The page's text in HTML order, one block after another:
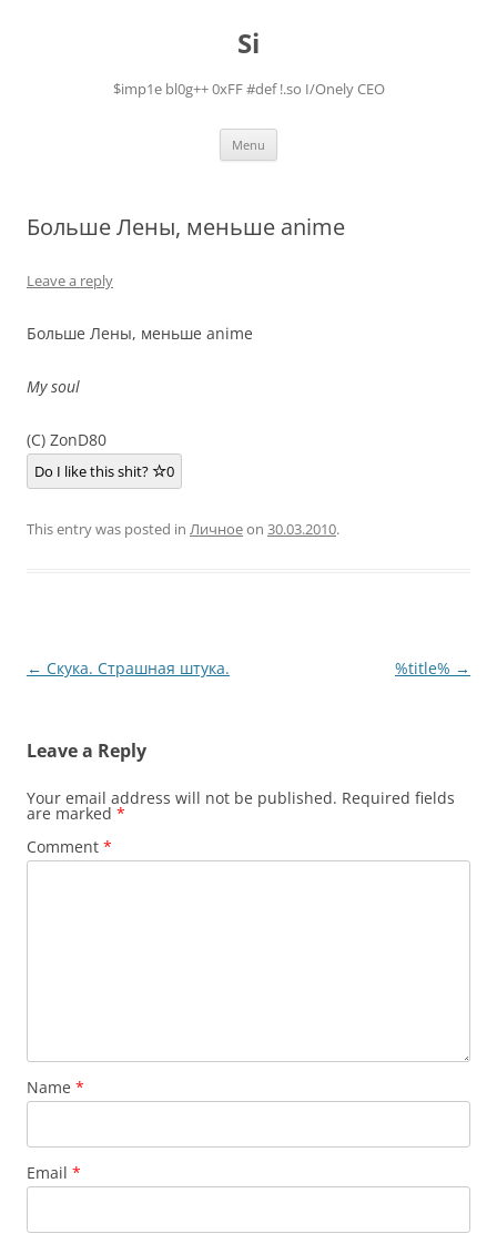
Si
$imp1e bl0g++ 0xFF #def !.so I/Onely CEO
Menu
Больше Лены, меньше anime
Leave a reply
Больше Лены, меньше anime
My soul
(C) ZonD80
Do I like this shit? 0
This entry was posted in Личноеon 30.03.2010.
Post
← Скука. Страшная штука. %title% →
Leave a Reply
Your email address will not be published. Required fields
are marked *
Comment *
Name *
Email *